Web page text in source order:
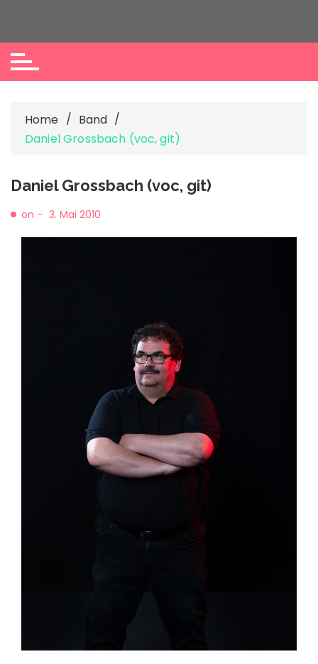
content
Home
Band
Daniel Grossbach (voc, git)
Daniel Grossbach (voc, git)
on - 3. Mai 2010